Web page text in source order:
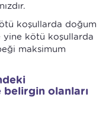
koşullarda doğum
yine kötü koşullarda
maksimum
olanları